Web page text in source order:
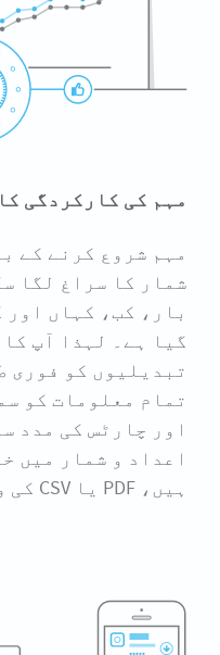
مہم کی کارکردگی
مہم شروع کرنے کے
شمار کا سراغ لگا
بار، کب، کہاں اور
گیا ہے۔ لہذا آپ
تبدیلیوں کو فوری
تمام معلومات کو
اور چارٹس کی مدد
اعداد و شمار میں
ہیں، PDF یا CSV کی وضع میں قابل ڈاؤن لوڈ۔